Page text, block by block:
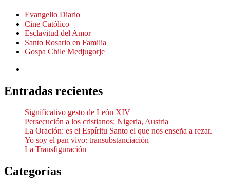
Evangelio Diario
Cine Católico
Esclavitud del Amor
Santo Rosario en Familia
Gospa Chile Medjugorje
Entradas recientes
Significativo gesto de León XIV
Persecución a los cristianos: Nigeria, Austria
La Oración: es el Espíritu Santo el que nos enseña a rezar.
Yo soy el pan vivo: transubstanciación
La Transfiguración
Categorías